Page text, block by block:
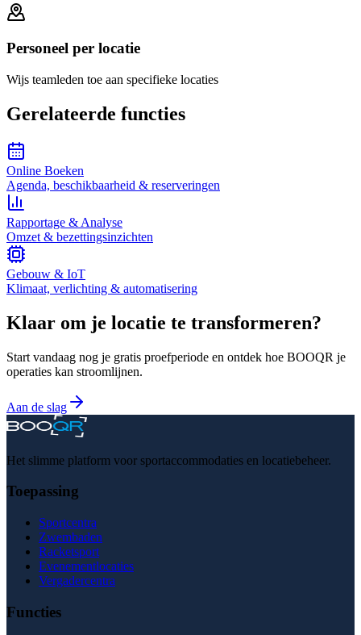
Personeel per locatie
Wijs teamleden toe aan specifieke locaties
Gerelateerde functies
Online Boeken
Agenda, beschikbaarheid & reserveringen
Rapportage & Analyse
Omzet & bezettingsinzichten
Gebouw & IoT
Klimaat, verlichting & automatisering
Klaar om je locatie te transformeren?
Start vandaag nog je gratis proefperiode en ontdek hoe BOOQR je
operaties kan stroomlijnen.
Aan de slag
Het slimme platform voor sportaccommodaties en locatiebeheer.
Toepassing
Sportcentra
Zwembaden
Racketsport
Evenementlocaties
Vergadercentra
Functies